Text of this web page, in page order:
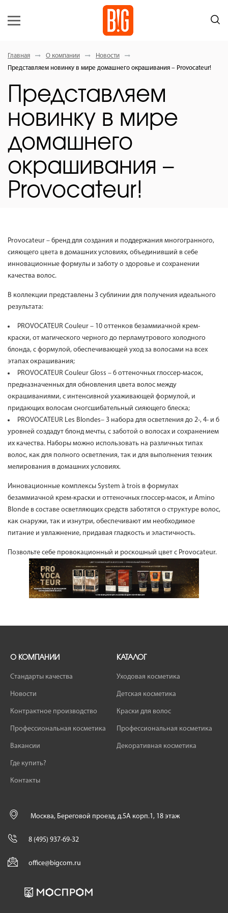
Главная О компании
Новости
Представляем новинку в мире домашнего окрашивания – Provocateur!
Представляем
новинку в мире
домашнего
окрашивания –
Provocateur!
Provocateur – бренд для создания и поддержания многогранного,
сияющего цвета в домашних условиях, объединивший в себе
инновационные формулы и заботу о здоровье и сохранении
качества волос.
В коллекции представлены 3 сублинии для получения идеального
результата:
PROVOCATEUR Couleur – 10 оттенков безаммиачной крем-
краски, от магического черного до перламутрового холодного
блонда, с формулой, обеспечивающей уход за волосами на всех
этапах окрашивания;
PROVOCATEUR Couleur Gloss – 6 оттеночных глоссер-масок,
предназначенных для обновления цвета волос между
окрашиваниями, с интенсивной ухаживающей формулой, и
придающих волосам сногсшибательный сияющего блеска;
PROVOCATEUR Les Blondes– 3 набора для осветления до 2-, 4- и 6
уровней создадут блонд мечты, с заботой о волосах и сохранением
их качества. Наборы можно использовать на различных типах
волос, как для полного осветления, так и для выполнения техник
мелирования в домашних условиях.
Инновационные комплексы System à trois в формулах
безаммиачной крем-краски и оттеночных глоссер-масок, и Amino
Blonde в составе осветляющих средств заботятся о структуре волос,
как снаружи, так и изнутри, обеспечивают им необходимое
питание и увлажнение, придавая гладкость и эластичность.
Позвольте себе провокационный и роскошный цвет с Provocateur.
О КОМПАНИИ
Стандарты качества
Новости
Контрактное производство
Профессиональная косметика
Вакансии
Где купить?
Контакты
КАТАЛОГ
Уходовая косметика
Детская косметика
Краски для волос
Профессиональная косметика
Декоративная косметика
Москва, Береговой проезд, д.5А корп.1, 18 этаж
8 (495) 937-69-32
office@bigcom.ru